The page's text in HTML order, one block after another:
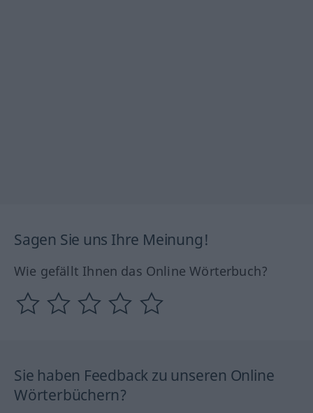
Sagen Sie uns Ihre Meinung!
Wie gefällt Ihnen das Online Wörterbuch?
Sie haben Feedback zu unseren Online
Wörterbüchern?